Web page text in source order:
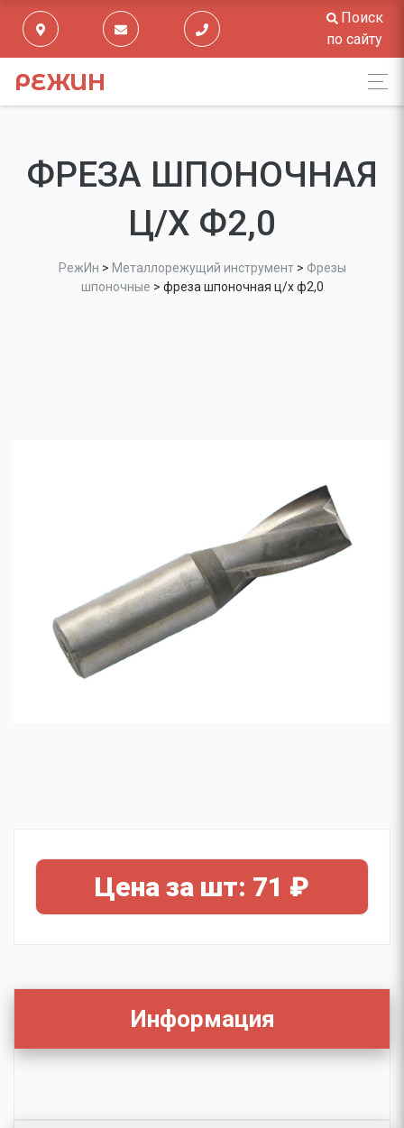
Поиск
по сайту
РЕЖИН
ФРЕЗА ШПОНОЧНАЯ
Ц/Х Ф2,0
РежИн > Металлорежущий инструмент> Фрезы
шпоночные > фреза шпоночная ц/х ф2,0
Цена за шт: 71 ₽
Информация